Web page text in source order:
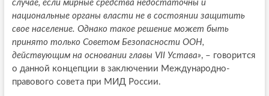
случае, если мирные средства недостаточны и
национальные органы власти не в состоянии защитить
свое население. Однако такое решение может быть
принято только Советом Безопасности ООН,
действующим на основании главы VII Устава», – говорится
о данной концепции в заключении Международно-
правового совета при МИД России.